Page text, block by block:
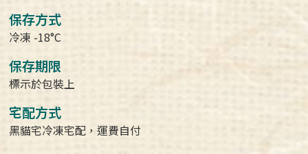
保存方式
冷凍 -18°C
保存期限
標示於包裝上
宅配方式
黑貓宅冷凍宅配，運費自付